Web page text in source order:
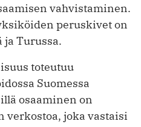
vahvistaminen.
peruskivet on
ja ­Turussa.
toteutuu
Suomessa
osaaminen on
verkostoa, joka vastaisi